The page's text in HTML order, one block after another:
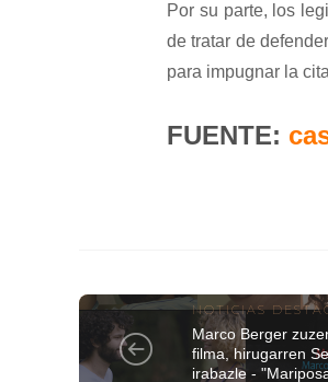
Por su parte, los
de tratar de
para impugnar la
FUENTE:
NOTICIAS
Marco Berger
filma, hirugarren
irabazle -